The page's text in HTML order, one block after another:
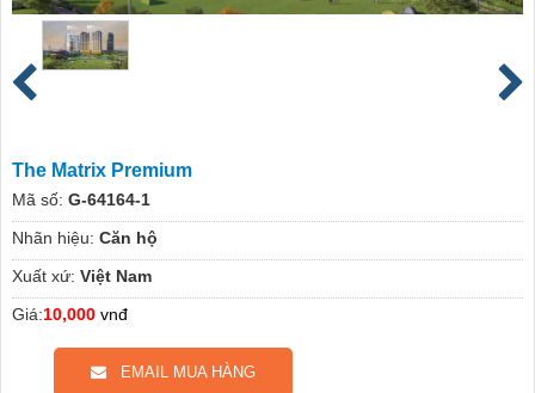
The Matrix Premium
Mã số: G-64164-1
Nhãn hiệu: Căn hộ
Xuất xứ: Việt Nam
Giá:10,000 vnđ
EMAIL MUA HÀNG